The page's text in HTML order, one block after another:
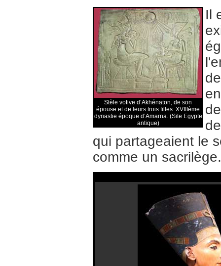
Stèle votive d’Akhénaton, de son
épouse et de leurs trois filles. XVIIIème
dynastie époque d’Amarna. (Site Egypte
antique)
Il
qui partageaient le
comme un sacrilège.